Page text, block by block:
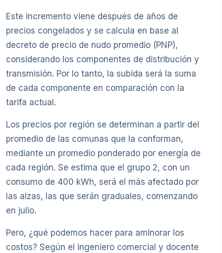
Este incremento viene después de años de
precios congelados y se calcula en base al
decreto de precio de nudo promedio (PNP),
considerando los componentes de distribución y
transmisión. Por lo tanto, la subida será la suma
de cada componente en comparación con la
tarifa actual.
Los precios por región se determinan a partir del
promedio de las comunas que la conforman,
mediante un promedio ponderado por energía de
cada región. Se estima que el grupo 2, con un
consumo de 400 kWh, será el más afectado por
las alzas, las que serán graduales, comenzando
en julio.
Pero, ¿qué podemos hacer para aminorar los
costos? Según el ingeniero comercial y docente